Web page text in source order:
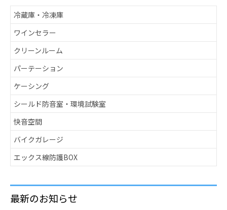
冷蔵庫・冷凍庫
ワインセラー
クリーンルーム
パーテーション
ケーシング
シールド防音室・環境試験室
快音空間
バイクガレージ
エックス線防護BOX
最新のお知らせ